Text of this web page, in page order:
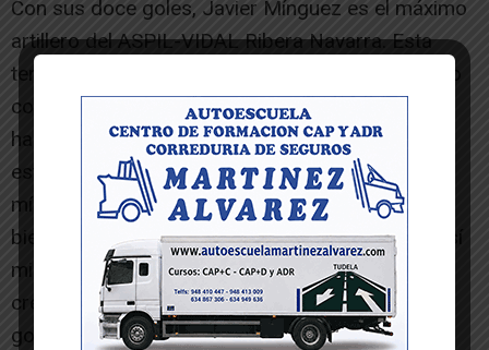
Con sus doce goles, Javier Mínguez es el máximo
artillero del ASPIL-VIDAL Ribera Navarra. Esta
temporada el internacional Sub-21 está contando
con mucho protagonismo algo que le está
haciendo crecer como jugador. “Esta temporada
estoy gozando de minutos y de la confianza del
míster lo que hace que al final uno se encuentre
bien haciendo lo que hace y tenga confianza en sí
mismo”, reconoce el joven jugador. Este
crecimiento, al final, se traduce en buen juego y
goles aunque reconoce que la faceta goleadora